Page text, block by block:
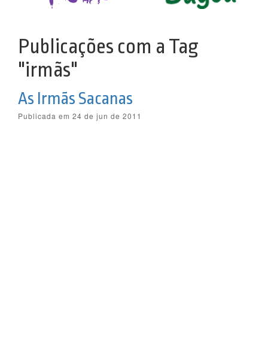
Publicações com a Tag
"irmãs"
As Irmãs Sacanas
Publicada em 24 de jun de 2011